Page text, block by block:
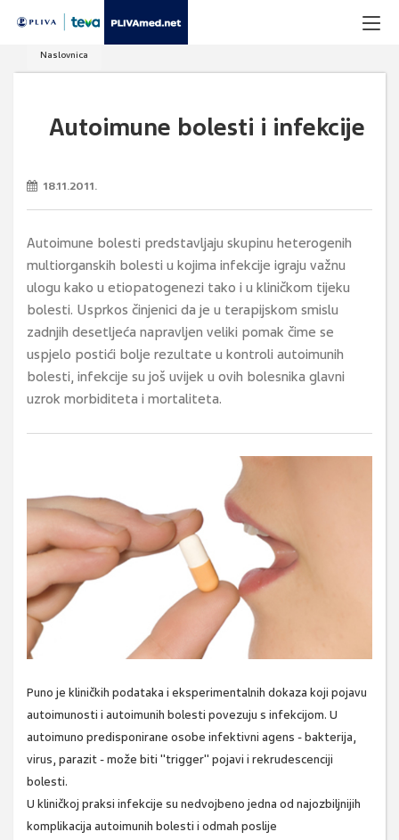
Naslovnica
Autoimune bolesti i infekcije
18.11.2011.
Autoimune bolesti predstavljaju skupinu heterogenih
multiorganskih bolesti u kojima infekcije igraju važnu
ulogu kako u etiopatogenezi tako i u kliničkom tijeku
bolesti. Usprkos činjenici da je u terapijskom smislu
zadnjih desetljeća napravljen veliki pomak čime se
uspjelo postići bolje rezultate u kontroli autoimunih
bolesti, infekcije su još uvijek u ovih bolesnika glavni
uzrok morbiditeta i mortaliteta.
Puno je kliničkih podataka i eksperimentalnih dokaza koji pojavu
autoimunosti i autoimunih bolesti povezuju s infekcijom. U
autoimuno predisponirane osobe infektivni agens - bakterija,
virus, parazit - može biti "trigger" pojavi i rekrudescenciji
bolesti.
U kliničkoj praksi infekcije su nedvojbeno jedna od najozbiljnijih
komplikacija autoimunih bolesti i odmah poslije